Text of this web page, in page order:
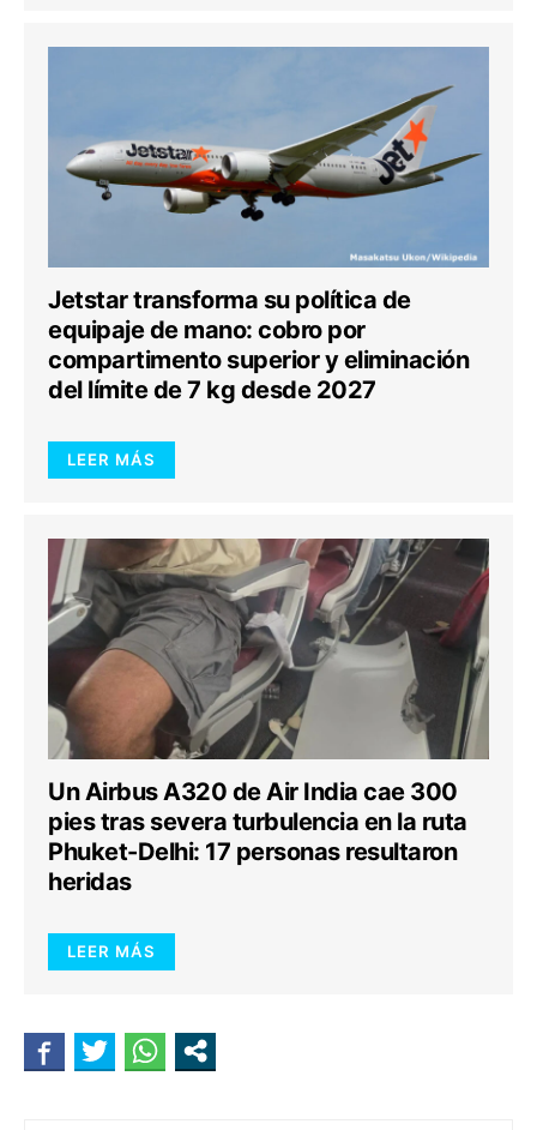
Jetstar transforma su política de
equipaje de mano: cobro por
compartimento superior y eliminación
del límite de 7 kg desde 2027
LEER MÁS
Un Airbus A320 de Air India cae 300
pies tras severa turbulencia en la ruta
Phuket-Delhi: 17 personas resultaron
heridas
LEER MÁS